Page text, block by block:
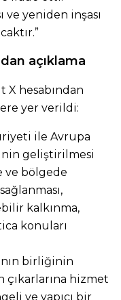
ve yeniden inşası
açıklama
X hesabından
yer verildi:
ile Avrupa
geliştirilmesi
ve bölgede
kalkınma,
konuları
birliğinin
çıkarlarına hizmet
ve yapıcı bir